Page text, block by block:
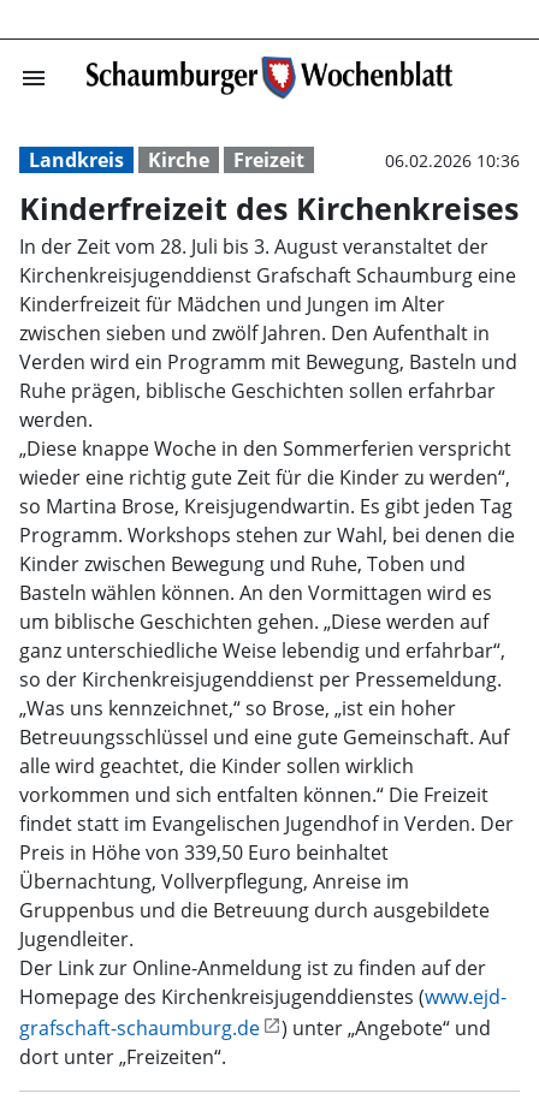
menu Kinderfreizeit
Landkreis Kirche Freizeit 06.02.2026 10:36
Kinderfreizeit des Kirchenkreises
In der Zeit vom 28. Juli bis 3. August veranstaltet der
Kirchenkreisjugenddienst Grafschaft Schaumburg eine
Kinderfreizeit für Mädchen und Jungen im Alter
zwischen sieben und zwölf Jahren. Den Aufenthalt in
Verden wird ein Programm mit Bewegung, Basteln und
Ruhe prägen, biblische Geschichten sollen erfahrbar
werden.
„Diese knappe Woche in den Sommerferien verspricht
wieder eine richtig gute Zeit für die Kinder zu werden“,
so Martina Brose, Kreisjugendwartin. Es gibt jeden Tag
Programm. Workshops stehen zur Wahl, bei denen die
Kinder zwischen Bewegung und Ruhe, Toben und
Basteln wählen können. An den Vormittagen wird es
um biblische Geschichten gehen. „Diese werden auf
ganz unterschiedliche Weise lebendig und erfahrbar“,
so der Kirchenkreisjugenddienst per Pressemeldung.
„Was uns kennzeichnet,“ so Brose, „ist ein hoher
Betreuungsschlüssel und eine gute Gemeinschaft. Auf
alle wird geachtet, die Kinder sollen wirklich
vorkommen und sich entfalten können.“ Die Freizeit
findet statt im Evangelischen Jugendhof in Verden. Der
Preis in Höhe von 339,50 Euro beinhaltet
Übernachtung, Vollverpflegung, Anreise im
Gruppenbus und die Betreuung durch ausgebildete
Jugendleiter.
Der Link zur Online-Anmeldung ist zu finden auf der
Homepage des Kirchenkreisjugenddienstes (www.ejd-
grafschaft-schaumburg.de
) unter „Angebote“ und
dort unter „Freizeiten“.